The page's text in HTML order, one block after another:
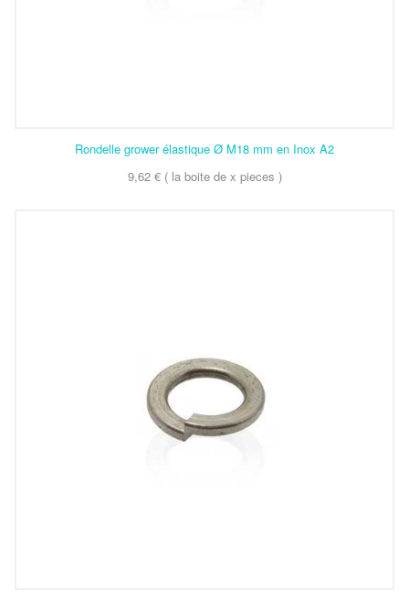
Rondelle grower élastique Ø M18 mm en Inox A2
9,62 € ( la boite de x pieces )